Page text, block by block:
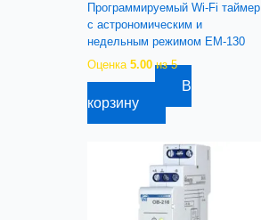
Программируемый Wi-Fi таймер
с астрономическим и
недельным режимом ЕМ-130
Оценка 5.00 из 5
В
корзину